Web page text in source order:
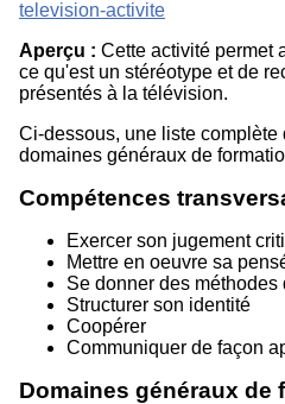
television-activite
Aperçu : Cette activité permet
ce qu'est un stéréotype et de
présentés à la télévision.
Ci-dessous, une liste complète
domaines généraux de
Compétences
Exercer son jugement
Mettre en oeuvre sa
Se donner des
Structurer son identité
Coopérer
Communiquer de façon
Domaines généraux de